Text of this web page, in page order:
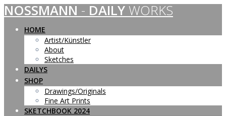
Skip
to
content
NOSSMANN - DAILY WORKS
HOME
Artist/Künstler
About
Sketches
DAILYS
SHOP
Drawings/Originals
Fine Art Prints
SKETCHBOOK 2024